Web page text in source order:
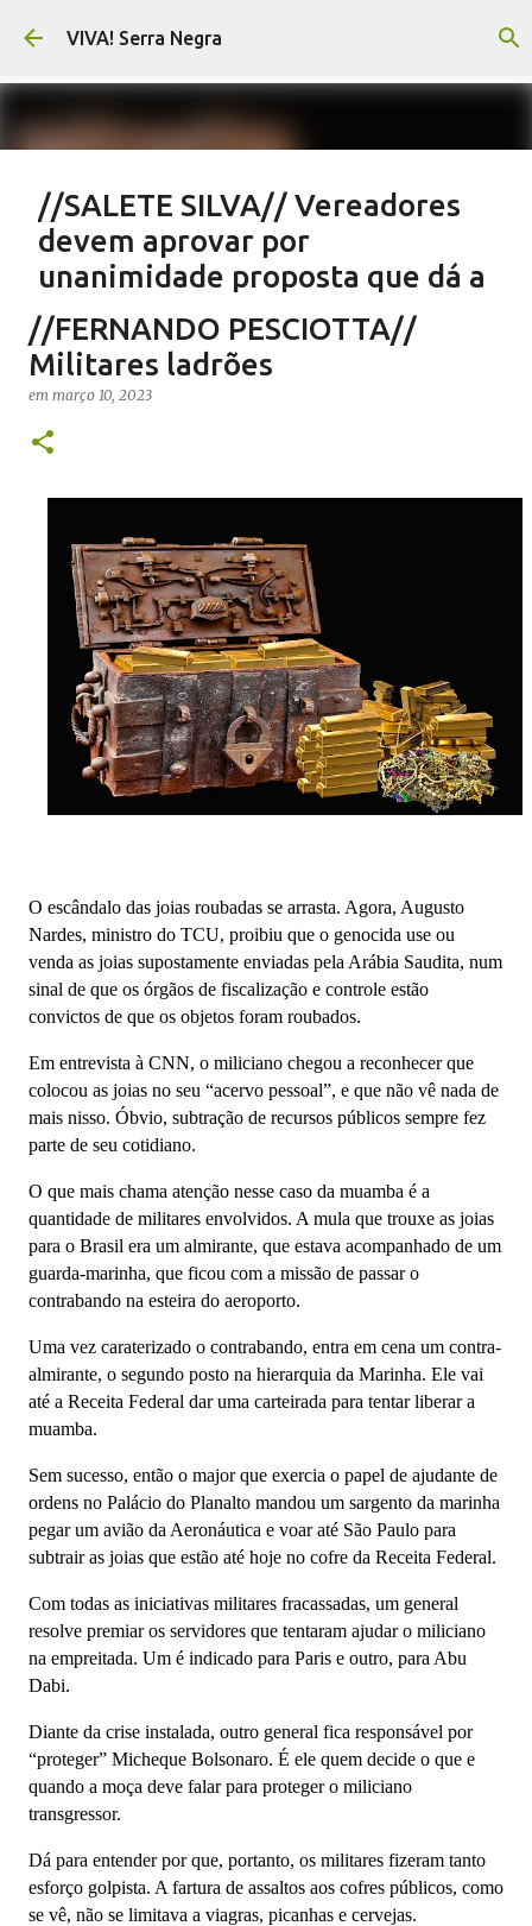
Pular para o conteúdo principal
VIVA! Serra Negra
//SALETE SILVA// Vereadores
devem aprovar por
unanimidade proposta que dá a
eles parte do Orçamento
em agosto 05, 2026 EMENDAS IMPOSITIVAS SERRA NEGRA
//FERNANDO PESCIOTTA//
Militares ladrões
em março 10, 2023
O escândalo das joias roubadas se arrasta. Agora, Augusto
Nardes, ministro do TCU, proibiu que o genocida use ou
venda as joias supostamente enviadas pela Arábia Saudita, num
sinal de que os órgãos de fiscalização e controle estão
convictos de que os objetos foram roubados.
Em entrevista à CNN, o miliciano chegou a reconhecer que
colocou as joias no seu “acervo pessoal”, e que não vê nada de
mais nisso. Óbvio, subtração de recursos públicos sempre fez
parte de seu cotidiano.
O que mais chama atenção nesse caso da muamba é a
quantidade de militares envolvidos. A mula que trouxe as joias
para o Brasil era um almirante, que estava acompanhado de um
guarda-marinha, que ficou com a missão de passar o
contrabando na esteira do aeroporto.
Uma vez caraterizado o contrabando, entra em cena um contra-
almirante, o segundo posto na hierarquia da Marinha. Ele vai
até a Receita Federal dar uma carteirada para tentar liberar a
muamba.
Sem sucesso, então o major que exercia o papel de ajudante de
ordens no Palácio do Planalto mandou um sargento da marinha
pegar um avião da Aeronáutica e voar até São Paulo para
subtrair as joias que estão até hoje no cofre da Receita Federal.
Com todas as iniciativas militares fracassadas, um general
resolve premiar os servidores que tentaram ajudar o miliciano
na empreitada. Um é indicado para Paris e outro, para Abu
Dabi.
Diante da crise instalada, outro general fica responsável por
“proteger” Micheque Bolsonaro. É ele quem decide o que e
quando a moça deve falar para proteger o miliciano
transgressor.
Dá para entender por que, portanto, os militares fizeram tanto
esforço golpista. A fartura de assaltos aos cofres públicos, como
se vê, não se limitava a viagras, picanhas e cervejas.